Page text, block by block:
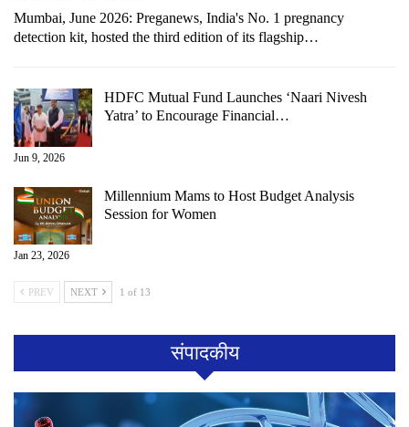
Mumbai, June 2026: Preganews, India's No. 1 pregnancy
detection kit, hosted the third edition of its flagship…
HDFC Mutual Fund Launches ‘Naari Nivesh
Yatra’ to Encourage Financial…
Jun 9, 2026
Millennium Mams to Host Budget Analysis
Session for Women
Jan 23, 2026
PREV NEXT 1 of 13
संपादकीय